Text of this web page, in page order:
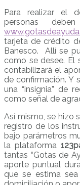
Para realizar el
personas
tarjeta de crédito
Banesco. Allí se
como se desee. El
contabilizará el
de confirmación. Y
una “insignia” de
como señal de
Así mismo, se hizo
registro de los
bajo parámetros
la plataforma
tantas “Gotas de
aporte puntual
que se estima